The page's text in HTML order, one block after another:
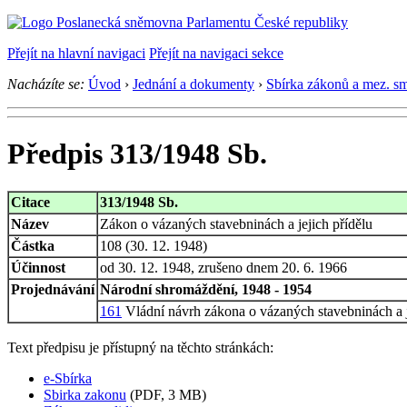
Přejít na hlavní navigaci Přejít na navigaci sekce
Nacházíte se: Úvod › Jednání a dokumenty › Sbírka zákonů a mez.
Předpis 313/1948 Sb.
Citace
313/1948 Sb.
Název
Zákon o vázaných stavebninách a jejich přídělu
Částka
108 (30. 12. 1948)
Účinnost
od 30. 12. 1948, zrušeno dnem 20. 6. 1966
Projednávání Národní shromáždění, 1948 - 1954
161 Vládní návrh zákona o vázaných stavebninách
Text předpisu je přístupný na těchto stránkách:
e-Sbírka
Sbirka zakonu (PDF, 3 MB)